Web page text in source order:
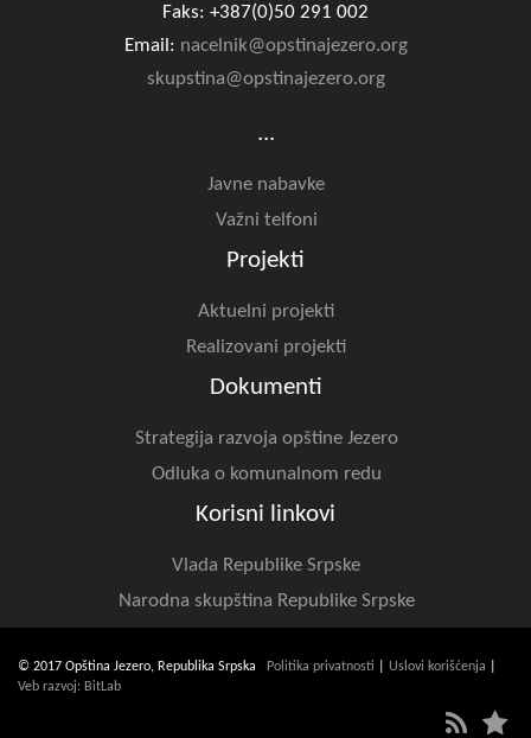
Faks: +387(0)50 291 002
Email: nacelnik@opstinajezero.org
skupstina@opstinajezero.org
...
Javne nabavke
Važni telfoni
Projekti
Aktuelni projekti
Realizovani projekti
Dokumenti
Strategija razvoja opštine Jezero
Odluka o komunalnom redu
Korisni linkovi
Vlada Republike Srpske
Narodna skupština Republike Srpske
© 2017 Opština Jezero, Republika Srpska Politika privatnosti Uslovi korišćenja
Veb razvoj: BitLab